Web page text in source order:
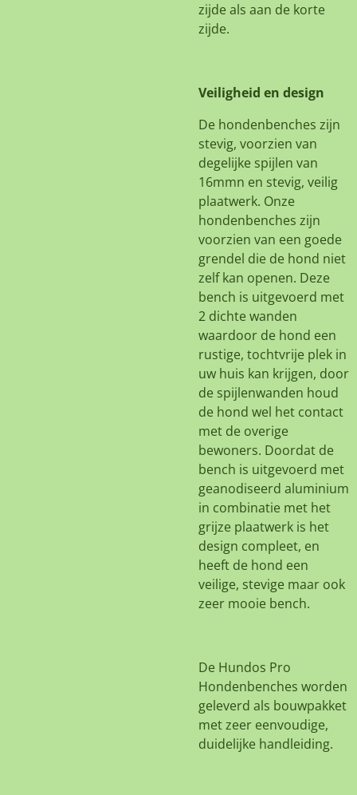
zijde als aan de korte
zijde.
Veiligheid en design
De hondenbenches zijn
stevig, voorzien van
degelijke spijlen van
16mmn en stevig, veilig
plaatwerk. Onze
hondenbenches zijn
voorzien van een goede
grendel die de hond niet
zelf kan openen. Deze
bench is uitgevoerd met
2 dichte wanden
waardoor de hond een
rustige, tochtvrije plek in
uw huis kan krijgen, door
de spijlenwanden houd
de hond wel het contact
met de overige
bewoners. Doordat de
bench is uitgevoerd met
geanodiseerd aluminium
in combinatie met het
grijze plaatwerk is het
design compleet, en
heeft de hond een
veilige, stevige maar ook
zeer mooie bench.
De Hundos Pro
Hondenbenches worden
geleverd als bouwpakket
met zeer eenvoudige,
duidelijke handleiding.